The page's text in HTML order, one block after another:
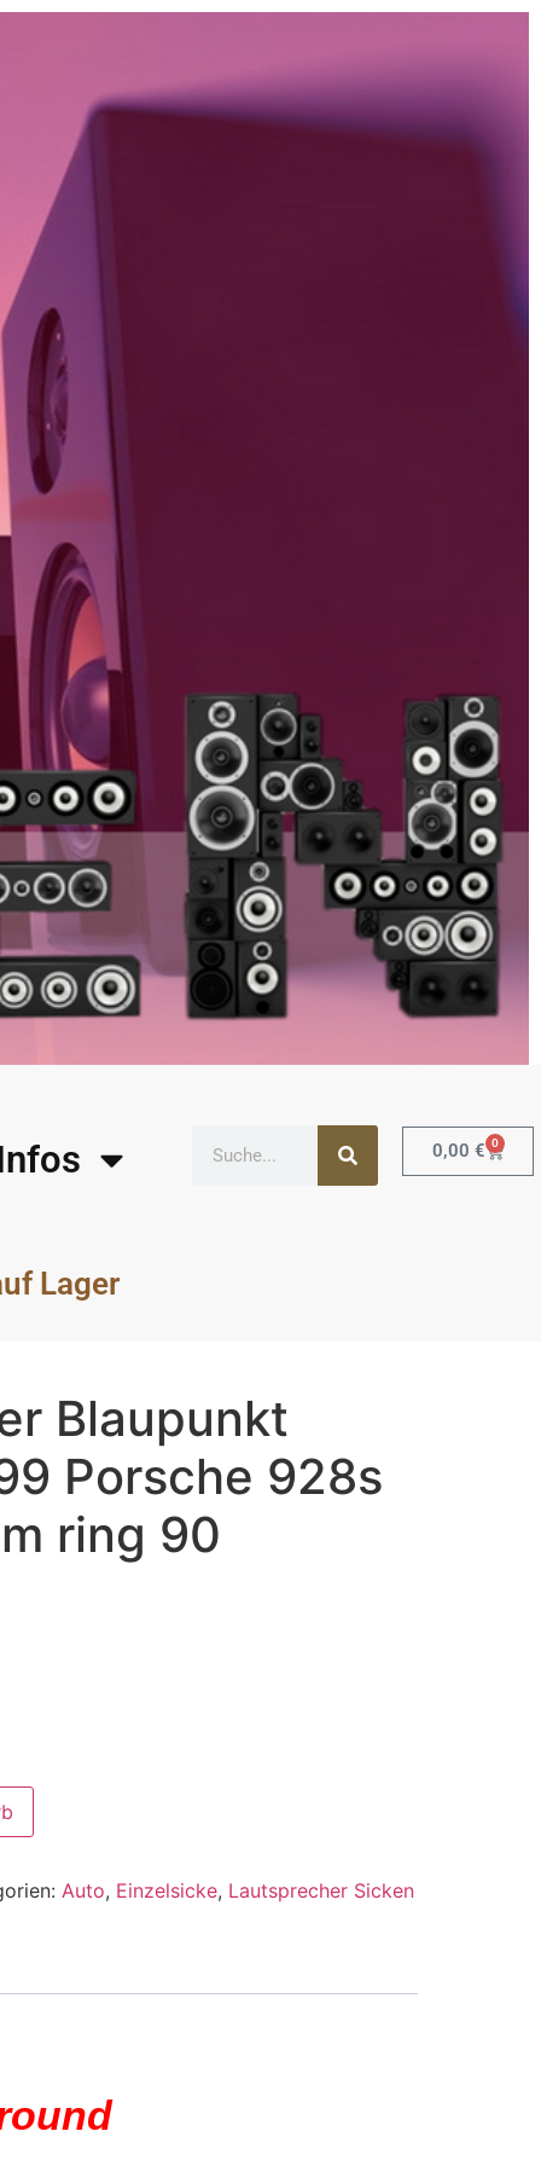
Lager
0,00 € 0
Blaupunkt
Porsche 928s
ring 90
Auto, Einzelsicke, Lautsprecher Sicken